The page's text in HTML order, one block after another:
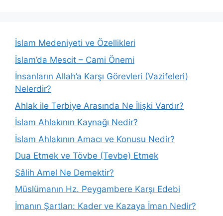
İslam Medeniyeti ve Özellikleri
İslam’da Mescit – Cami Önemi
İnsanların Allah’a Karşı Görevleri (Vazifeleri)
Nelerdir?
Ahlak ile Terbiye Arasında Ne İlişki Vardır?
İslam Ahlakının Kaynağı Nedir?
İslam Ahlakının Amacı ve Konusu Nedir?
Dua Etmek ve Tövbe (Tevbe) Etmek
Sâlih Amel Ne Demektir?
Müslümanın Hz. Peygambere Karşı Edebi
İmanın Şartları: Kader ve Kazaya İman Nedir?